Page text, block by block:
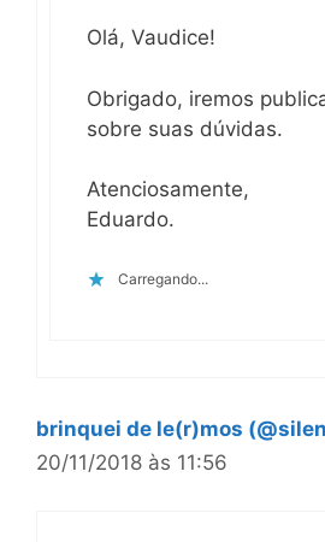
Olá, Vaudice!
Obrigado, iremos
sobre suas dúvidas.
Atenciosamente,
Eduardo.
Carregando...
brinquei de le(r)mos
20/11/2018 às 11:56